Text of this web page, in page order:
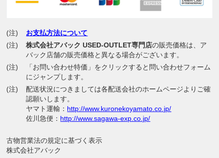
(注)
お支払方法について
(注)
株式会社アバック USED-OUTLET専門店の販売価格は、ア
バック店舗の販売価格と異なる場合がございます。
(注)
「お問い合わせ特価」をクリックすると問い合わせフォーム
にジャンプします。
(注)
配送状況につきましては各配送会社のホームページよりご確
認願いします。
ヤマト運輸： http://www.kuronekoyamato.co.jp/
佐川急便： http://www.sagawa-exp.co.jp/
古物営業法の規定に基づく表示
株式会社アバック